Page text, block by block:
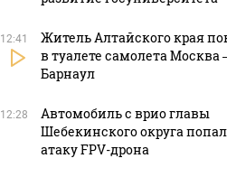
12:41
Житель Алтайского края
в туалете самолета Москва
Барнаул
12:28
Автомобиль с врио главы
Шебекинского округа
атаку FPV-дрона